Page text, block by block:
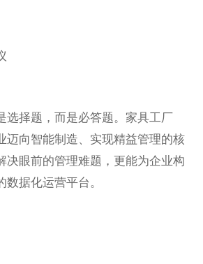
择题，而是必答题。家具工厂
迈向智能制造、实现精益管理的核
决眼前的管理难题，更能为企业构
据化运营平台。